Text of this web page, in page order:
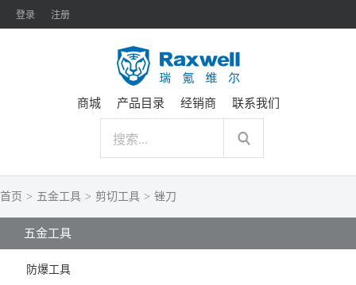
登录 注册
商城 产品目录 经销商 联系我们
首页 > 五金工具 > 剪切工具 > 锉刀
五金工具
防爆工具